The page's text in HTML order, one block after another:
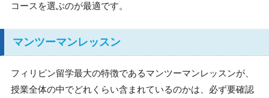
コースを選ぶのが最適です。
マンツーマンレッスン
フィリピン留学最大の特徴であるマンツーマンレッスンが、
授業全体の中でどれくらい含まれているのかは、必ず要確認